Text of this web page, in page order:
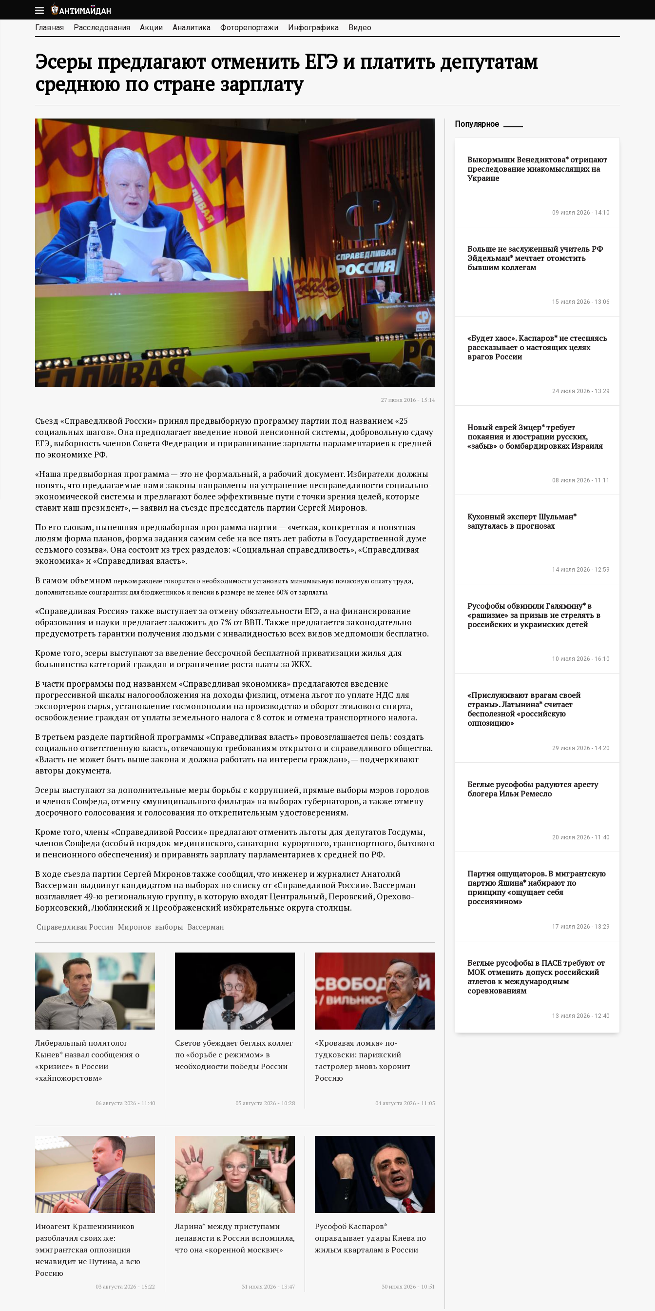
к
основномуА
Н
Т
И
М
А
Й
Д
А
Н
-
и
о
р
а
ц
и
о
н
н
ы
й
п
о
р
т
а
л
Главная Расследования Акции Аналитика Фоторепортажи Инфографика Видео
Эсеры предлагают отменить ЕГЭ и платить депутатам
среднюю по стране зарплату
27 июня 2016 - 15:14
Съезд «Справедливой России» принял предвыборную программу партии под названием «25
социальных шагов». Она предполагает введение новой пенсионной системы, добровольную сдачу
ЕГЭ, выборность членов Совета Федерации и приравнивание зарплаты парламентариев к средней
по экономике РФ.
«Наша предвыборная программа — это не формальный, а рабочий документ. Избиратели должны
понять, что предлагаемые нами законы направлены на устранение несправедливости социально-
экономической системы и предлагают более эффективные пути с точки зрения целей, которые
ставит наш президент», — заявил на съезде председатель партии Сергей Миронов.
По его словам, нынешняя предвыборная программа партии — «четкая, конкретная и понятная
людям форма планов, форма задания самим себе на все пять лет работы в Государственной думе
седьмого созыва». Она состоит из трех разделов: «Социальная справедливость», «Справедливая
экономика» и «Справедливая власть».
В самом объемном первомразделе говорится о необходимости установить минимальную почасовую оплату труда,
дополнительные соцгарантии для бюджетников и пенсии в размере не менее 60% от зарплаты.
«Справедливая Россия» также выступает за отмену обязательности ЕГЭ, а на финансирование
образования и науки предлагает заложить до 7% от ВВП. Также предлагается законодательно
предусмотреть гарантии получения людьми с инвалидностью всех видов медпомощи бесплатно.
Кроме того, эсеры выступают за введение бессрочной бесплатной приватизации жилья для
большинства категорий граждан и ограничение роста платы за ЖКХ.
В части программы под названием «Справедливая экономика» предлагаются введение
прогрессивной шкалы налогообложения на доходы физлиц, отмена льгот по уплате НДС для
экспортеров сырья, установление госмонополии на производство и оборот этилового спирта,
освобождение граждан от уплаты земельного налога с 8 соток и отмена транспортного налога.
В третьем разделе партийной программы «Справедливая власть» провозглашается цель: создать
социально ответственную власть, отвечающую требованиям открытого и справедливого общества.
«Власть не может быть выше закона и должна работать на интересы граждан», — подчеркивают
авторы документа.
Эсеры выступают за дополнительные меры борьбы с коррупцией, прямые выборы мэров городов
и членов Совфеда, отмену «муниципального фильтра» на выборах губернаторов, а также отмену
досрочного голосования и голосования по открепительным удостоверениям.
Кроме того, члены «Справедливой России» предлагают отменить льготы для депутатов Госдумы,
членов Совфеда (особый порядок медицинского, санаторно-курортного, транспортного, бытового
и пенсионного обеспечения) и приравнять зарплату парламентариев к средней по РФ.
В ходе съезда партии Сергей Миронов также сообщил, что инженер и журналист Анатолий
Вассерман выдвинут кандидатом на выборах по списку от «Справедливой России». Вассерман
возглавляет 49-ю региональную группу, в которую входят Центральный, Перовский, Орехово-
Борисовский, Люблинский и Преображенский избирательные округа столицы.
Справедливая Россия Миронов выборы Вассерман
Либеральный политолог
Кынев* назвал сообщения о
«кризисе» в России
«хайпожорстовм»
06 августа 2026 - 11:40
Светов убеждает беглых коллег
по «борьбе с режимом» в
необходиости победы России
05 августа 2026 - 10:28
«Кровавая ломка» по-
гудковски: парижский
гастролер вновь хоронит
Россию
04 августа 2026 - 11:05
Иноагент Крашенинников
разоблачил своих же:
эмигрантская оппозиция
ненавидит не Путина, а всю
Россию
03 августа 2026 - 15:22
Ларина* между приступами
ненависти к России вспомнила,
что она «коренной москвич»
31 июля 2026 - 13:47
Русофоб Каспаров*
оправдывает удары Киева по
жилым кварталам в России
30 июля 2026 - 10:51
Популярное
Выкормыши Венедиктова* отрицают
преследование инакомыслящих на
Украине
09 июля 2026 - 14:10
Больше не заслуженный учитель РФ
Эйдельман* мечтает отомстить
бывшим коллегам
15 июля 2026 - 13:06
«Будет хаос». Каспаров* не стесняясь
рассказывает о настоящих целях
врагов России
24 июля 2026 - 13:29
Новый еврей Зицер* требует
покаяния и люстрации русских,
«забыв» о бомбардировках Израиля
08 июля 2026 - 11:11
Кухонный эксперт Шульман*
запуталась в прогнозах
14 июля 2026 - 12:59
Русофобы обвинили Галямину* в
«рашизме» за призыв не стрелять в
российских и украинских детей
10 июля 2026 - 16:10
«Прислуживают врагам своей
страны». Латынина* считает
бесполезной «российскую
оппозицию»
29 июля 2026 - 14:20
Беглые русофобы радуются аресту
блогера Ильи Ремесло
20 июля 2026 - 11:40
Партия ощущаторов. В мигрантскую
партию Яшина* набирают по
принципу «ощущает себя
россиянином»
17 июля 2026 - 13:29
Беглые русофобы в ПАСЕ требуют от
МОК отменить допуск российский
атлетов к международным
соревнованиям
13 июля 2026 - 12:40